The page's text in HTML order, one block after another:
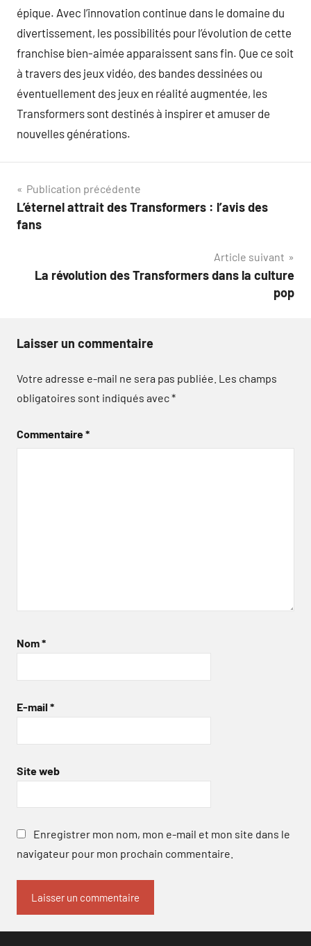
épique. Avec l’innovation continue dans le domaine du
divertissement, les possibilités pour l’évolution de cette
franchise bien-aimée apparaissent sans fin. Que ce soit
à travers des jeux vidéo, des bandes dessinées ou
éventuellement des jeux en réalité augmentée, les
Transformers sont destinés à inspirer et amuser de
nouvelles générations.
Navigation
de
Publication précédente
L’éternel attrait des Transformers : l’avis des
fans
Article suivant
La révolution des Transformers dans la culture
pop
Laisser un commentaire
Votre adresse e-mail ne sera pas publiée. Les champs
obligatoires sont indiqués avec*
Commentaire*
Nom*
E-mail *
Site web
Enregistrer mon nom, mon e-mail et mon site dans le
navigateur pour mon prochain commentaire.